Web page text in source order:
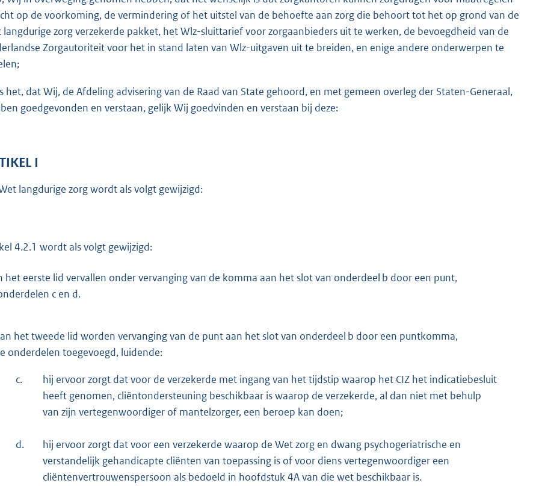
t
t
6
K
op de voorkoming, de vermindering of het uitstel van de behoefte aan zorg die behoort tot het op grond van de
langdurige zorg verzekerde pakket, het Wlz-sluittarief voor zorgaanbieders uit te werken, de bevoegdheid van de
Zorgautoriteit voor het in stand laten van Wlz-uitgaven uit te breiden, en enige andere onderwerpen te
het, dat Wij, de Afdeling advisering van de Raad van State gehoord, en met gemeen overleg der Staten-Generaal,
goedgevonden en verstaan, gelijk Wij goedvinden en verstaan bij deze:
I
langdurige zorg wordt als volgt gewijzigd:
4.2.1 wordt als volgt gewijzigd:
het eerste lid vervallen onder vervanging van de komma aan het slot van onderdeel b door een punt,
c en d.
het tweede lid worden vervanging van de punt aan het slot van onderdeel b door een puntkomma,
onderdelen toegevoegd, luidende:
c.
hij ervoor zorgt dat voor de verzekerde met ingang van het tijdstip waarop het CIZ het indicatiebesluit
heeft genomen, cliëntondersteuning beschikbaar is waarop de verzekerde, al dan niet met behulp
van zijn vertegenwoordiger of mantelzorger, een beroep kan doen;
d.
hij ervoor zorgt dat voor een verzekerde waarop de Wet zorg en dwang psychogeriatrische en
verstandelijk gehandicapte cliënten van toepassing is of voor diens vertegenwoordiger een
cliëntenvertrouwenspersoon als bedoeld in hoofdstuk 4A van die wet beschikbaar is.